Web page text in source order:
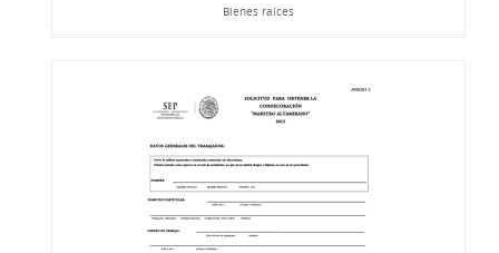
Bienes raíces